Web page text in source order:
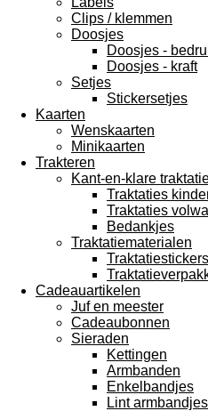
Clips / klemmen
Doosjes
Doosjes -
Doosjes - kraft
Setjes
Stickersetjes
Kaarten
Wenskaarten
Minikaarten
Trakteren
Kant-en-klare
Traktaties
Traktaties
Bedankjes
Traktatiematerialen
Traktatiestickers
Cadeauartikelen
Juf en meester
Cadeaubonnen
Sieraden
Kettingen
Armbanden
Enkelbandjes
Lint armbandjes